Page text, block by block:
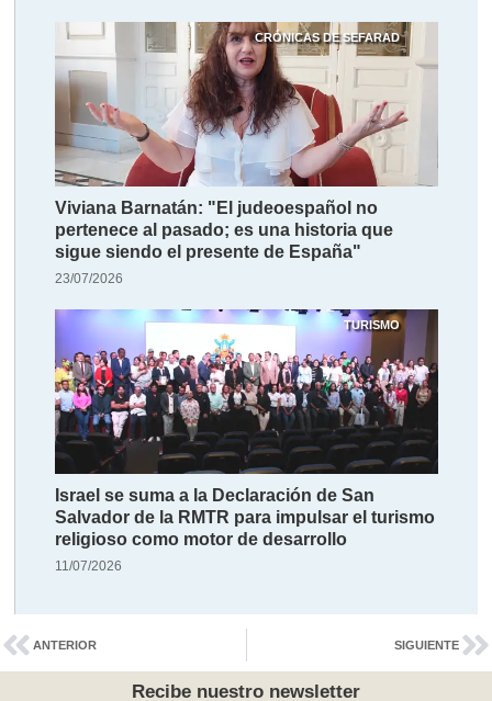
CRÓNICAS DE SEFARAD
Viviana Barnatán: "El judeoespañol no
pertenece al pasado; es una historia que
sigue siendo el presente de España"
23/07/2026
TURISMO
Israel se suma a la Declaración de San
Salvador de la RMTR para impulsar el turismo
religioso como motor de desarrollo
11/07/2026
ANTERIOR SIGUIENTE
Recibe nuestro newsletter